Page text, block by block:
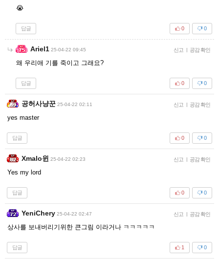
😭
답글 0
0
Ariel1 25-04-22 09:45 신고 | 공감 확인
왜 우리애 기를 죽이고 그래요?
답글 0
0
공허사냥꾼 25-04-22 02:11 신고 | 공감 확인
yes master
답글 0
0
Xmalo윈 25-04-22 02:23 신고 | 공감 확인
Yes my lord
답글 0
0
YeniChery 25-04-22 02:47 신고 | 공감 확인
상사를 보내버리기위한 큰그림 이라거나 ㅋㅋㅋㅋㅋ
답글 0
1